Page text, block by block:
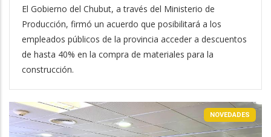
El Gobierno del Chubut, a través del Ministerio de
Producción, firmó un acuerdo que posibilitará a los
empleados públicos de la provincia acceder a descuentos
de hasta 40% en la compra de materiales para la
construcción.
NOVEDADES